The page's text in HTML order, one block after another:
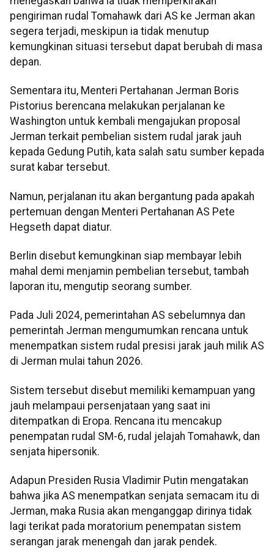
pengiriman rudal Tomahawk dari AS ke Jerman akan
segera terjadi, meskipun ia tidak menutup
kemungkinan situasi tersebut dapat berubah di masa
depan.
Sementara itu, Menteri Pertahanan Jerman Boris
Pistorius berencana melakukan perjalanan ke
Washington untuk kembali mengajukan proposal
Jerman terkait pembelian sistem rudal jarak jauh
kepada Gedung Putih, kata salah satu sumber kepada
surat kabar tersebut.
Namun, perjalanan itu akan bergantung pada apakah
pertemuan dengan Menteri Pertahanan AS Pete
Hegseth dapat diatur.
Berlin disebut kemungkinan siap membayar lebih
mahal demi menjamin pembelian tersebut, tambah
laporan itu, mengutip seorang sumber.
Pada Juli 2024, pemerintahan AS sebelumnya dan
pemerintah Jerman mengumumkan rencana untuk
menempatkan sistem rudal presisi jarak jauh milik AS
di Jerman mulai tahun 2026.
Sistem tersebut disebut memiliki kemampuan yang
jauh melampaui persenjataan yang saat ini
ditempatkan di Eropa. Rencana itu mencakup
penempatan rudal SM-6, rudal jelajah Tomahawk, dan
senjata hipersonik.
Adapun Presiden Rusia Vladimir Putin mengatakan
bahwa jika AS menempatkan senjata semacam itu di
Jerman, maka Rusia akan menganggap dirinya tidak
lagi terikat pada moratorium penempatan sistem
serangan jarak menengah dan jarak pendek.